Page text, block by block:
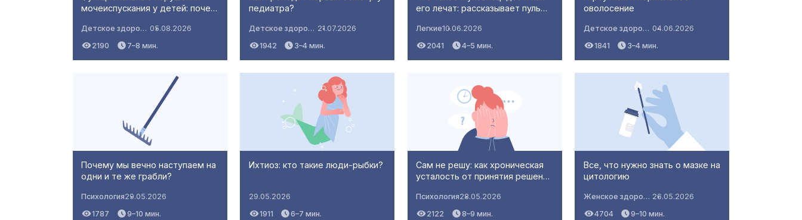
мочеиспускания у детей: поче…
Детское здоровье 05.08.2026
2190
7–8 мин.
педиатра?
Детское здоровье 21.07.2026
1942
3–4 мин.
его лечат: рассказывает пуль…
Легкие10.06.2026
2041
4–5 мин.
оволосение
Детское здоровье 04.06.2026
1841
3–4 мин.
Почему мы вечно наступаем на
одни и те же грабли?
Психология29.05.2026
1787
9–10 мин.
Ихтиоз: кто такие люди-рыбки?
29.05.2026
1911
6–7 мин.
Сам не решу: как хроническая
усталость от принятия решен…
Психология28.05.2026
2122
8–9 мин.
Все, что нужно знать о мазке на
цитологию
Женское здоровье 26.05.2026
4704
9–10 мин.